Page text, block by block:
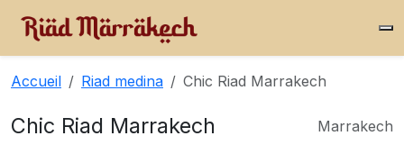
Accueil Riad medina Chic Riad Marrakech
Chic Riad Marrakech Marrakech